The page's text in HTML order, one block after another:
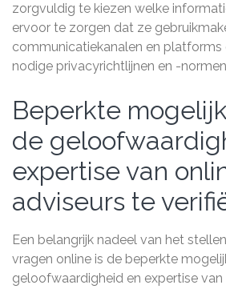
zorgvuldig te kiezen welke
ervoor te zorgen dat ze
communicatiekanalen en platforms
nodige privacyrichtlijnen en -
Beperkte
de
expertise van
adviseurs te
Een belangrijk nadeel van het
vragen online is de beperkte
geloofwaardigheid en expertise